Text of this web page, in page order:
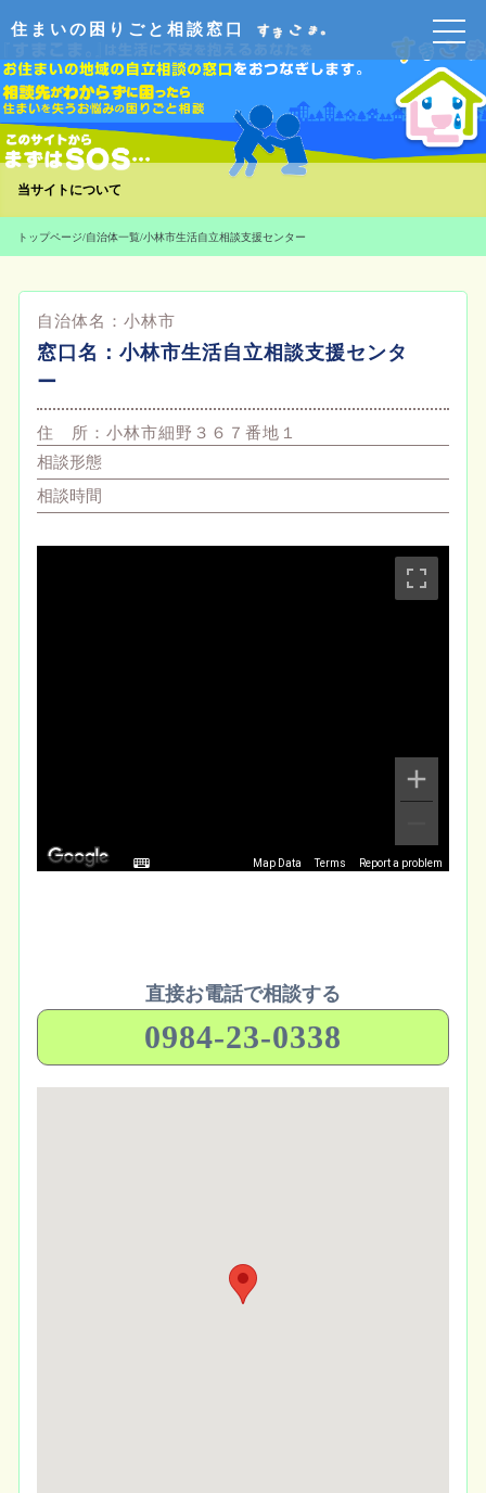
住まいの困りごと相談窓口
当サイトについて
トップページ/自治体一覧/小林市生活自立相談支援センター
自治体名： 小林市
窓口名： 小林市生活自立相談支援センタ
ー
住 所： 小林市細野３６７番地１
相談形態
相談時間
Map Data Terms Report a problem
直接お電話で相談する
0984-23-0338